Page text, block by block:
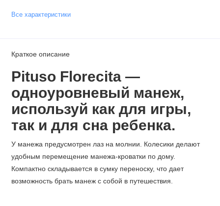
Все характеристики
Краткое описание
Pituso Florecita —
одноуровневый манеж,
используй как для игры,
так и для сна ребенка.
У манежа предусмотрен лаз на молнии. Колесики делают
удобным перемещение манежа-кроватки по дому.
Компактно складывается в сумку переноску, что дает
возможность брать манеж с собой в путешествия.